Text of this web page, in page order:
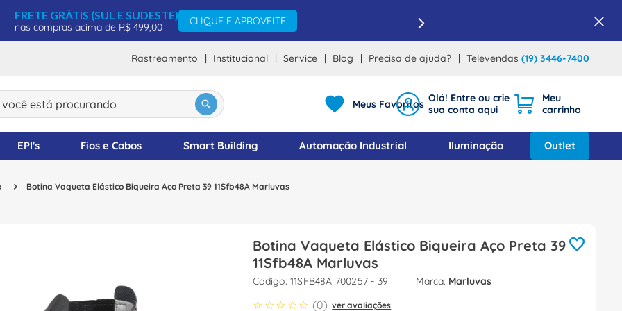
FRETE GRÁTIS (SUL E SUDESTE)
nas compras acima de R$ 499,00
CLIQUE E APROVEITE
Rastreamento Institucional Service Blog Precisa de ajuda? Televendas (19) 3446-7400
está procurando
Meus Favoritos
EPI's Fios e Cabos Smart Building Automação Industrial Iluminação Outlet
Botina Vaqueta Elástico Biqueira Aço Preta 39 11Sfb48A Marluvas
Botina Vaqueta Elástico Biqueira Aço Preta 39
11Sfb48A Marluvas
: 11SFB48A 700257 - 39 Marluvas
☆ ☆ ☆ ☆ ☆ (0) ver avaliações